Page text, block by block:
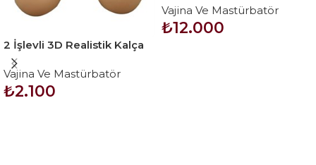
2 İşlevli 3D Realistik Kalça
Suni Vajina Anüs – Small
Red Plum
Vajina Ve Mastürbatör
₺2.100
Oriental Girl
Vajina Ve Mastürbatör
₺12.000